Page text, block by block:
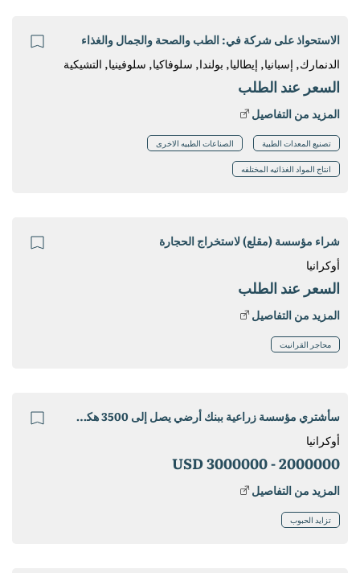
الاستحواذ على شركة في: الطب والصحة والجمال والغذاء
الدنمارك, إسبانيا, إيطاليا, بولندا, سلوفاكيا, سلوفينيا, التشيكية
السعر عند الطلب
المزيد من التفاصيل
تصنيع المعدات الطبية الصناعات الطبيه الاخرى
انتاج المواد الغذائيه المختلفه
شراء مؤسسة (مقلع) لاستخراج الحجارة
أوكرانيا
السعر عند الطلب
المزيد من التفاصيل
محاجر القرانيت
سأشتري مؤسسة زراعية ببنك أرضي يصل إلى 3500 هكتار ، بونيت من 40 وما فوق.
أوكرانيا
2000000 -
3000000 USD
المزيد من التفاصيل
تزايد الحبوب